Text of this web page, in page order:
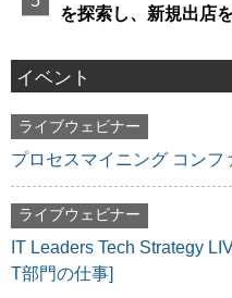
を探索し、新規出店
イベント
ライブウェビナー
プロセスマイニング コンフ
ライブウェビナー
IT Leaders Tech Strategy
T部門の仕事]